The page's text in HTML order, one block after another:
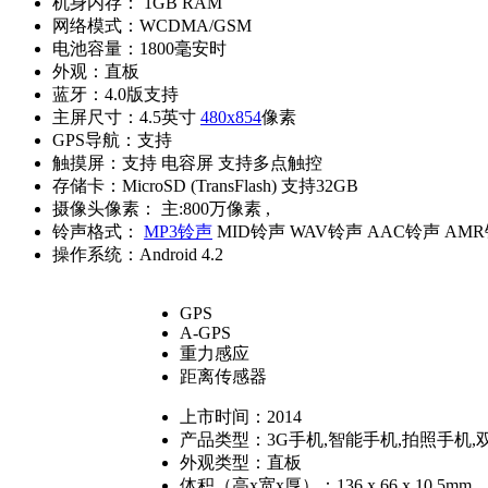
网络模式： WCDMA/GSM
电池容量： 1800毫安时
外观： 直板
蓝牙： 4.0版支持
主屏尺寸： 4.5英寸 480x854像素
GPS导航： 支持
触摸屏： 支持 电容屏 支持多点触控
存储卡： MicroSD (TransFlash) 支持32GB
摄像头像素：
主:800万像素 ,
铃声格式：
MP3铃声 MID铃声 WAV铃声 AAC铃声
操作系统： Android 4.2
GPS
A-GPS
重力感应
距离传感器
上市时间： 2014
产品类型： 3G手机,智能手机,拍照手机,
外观类型： 直板